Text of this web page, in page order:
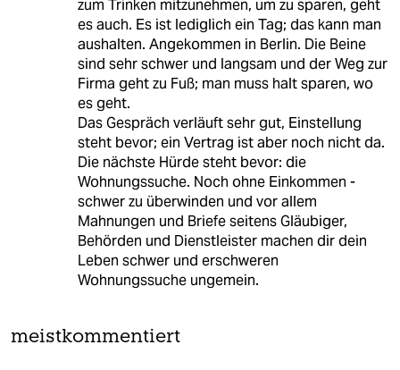
zum Trinken mitzunehmen, um zu sparen, geht
es auch. Es ist lediglich ein Tag; das kann man
aushalten. Angekommen in Berlin. Die Beine
sind sehr schwer und langsam und der Weg zur
Firma geht zu Fuß; man muss halt sparen, wo
es geht.
Das Gespräch verläuft sehr gut, Einstellung
steht bevor; ein Vertrag ist aber noch nicht da.
Die nächste Hürde steht bevor: die
Wohnungssuche. Noch ohne Einkommen -
schwer zu überwinden und vor allem
Mahnungen und Briefe seitens Gläubiger,
Behörden und Dienstleister machen dir dein
Leben schwer und erschweren
Wohnungssuche ungemein.
meistkommentiert